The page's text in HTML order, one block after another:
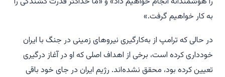
به کار خواهیم گرفت.»
در حالی که ترامپ از به‌کارگیری نیروهای زمینی در جنگ با ایران
خودداری کرده است، برخی از اهداف اصلی که او در آغاز درگیری
تعیین کرده بود، محقق نشده‌اند. رژیم ایران در جای خود باقی